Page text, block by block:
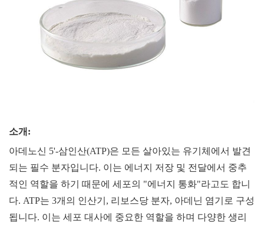
소개:
아데노신 5'-삼인산(ATP)은 모든 살아있는 유기체에서 발견
되는 필수 분자입니다. 이는 에너지 저장 및 전달에서 중추
적인 역할을 하기 때문에 세포의 "에너지 통화"라고도 합니
다. ATP는 3개의 인산기, 리보스당 분자, 아데닌 염기로 구성
됩니다. 이는 세포 대사에 중요한 역할을 하며 다양한 생리